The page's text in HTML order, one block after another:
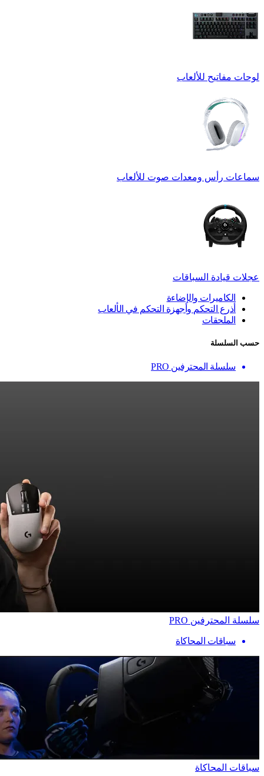
لوحات مفاتيح للألعاب
سماعات رأس ومعدات صوت للألعاب
عجلات قيادة السباقات
الكاميرات والإضاءة
أذرع التحكم وأجهزة التحكم في الألعاب
الملحقات
حسب السلسلة
سلسلة المحترفين PRO
سلسلة المحترفين PRO
سباقات المحاكاة
سباقات المحاكاة